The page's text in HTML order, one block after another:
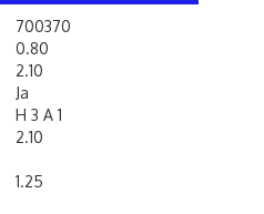
700370
0.80
2.10
Ja
H 3 A 1
2.10
1.25